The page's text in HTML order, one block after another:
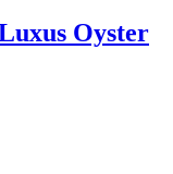
Oyster